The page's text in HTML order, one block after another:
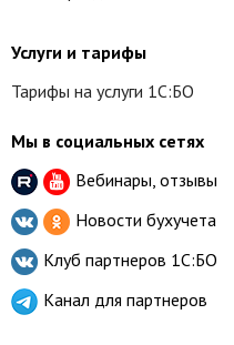
Услуги и тарифы
Тарифы на услуги 1С:БО
Мы в социальных сетях
Вебинары, отзывы
Новости бухучета
Клуб партнеров 1С:БО
Канал для партнеров